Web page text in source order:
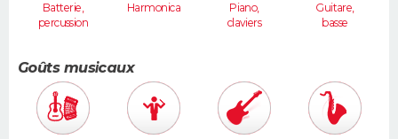
Batterie,
percussion
Harmonica
Piano,
claviers
Guitare,
basse
Goûts musicaux